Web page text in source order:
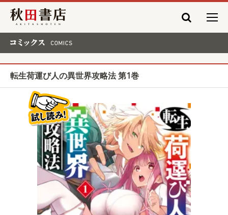
秋田書店
転生荷運び人の異世界攻略法 第1巻